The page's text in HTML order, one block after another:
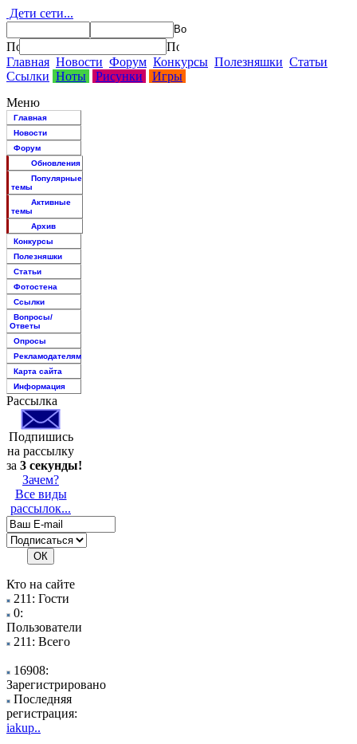
Дети сети...
Главная Новости Форум Конкурсы Полезняшки Статьи
Ссылки Ноты Рисунки
Игры
Меню
Главная
Новости
Форум
Обновления
Популярные
темы
Активные
темы
Архив
Конкурсы
Полезняшки
Статьи
Фотостена
Ссылки
Вопросы/
Ответы
Опросы
Рекламодателям
Карта сайта
Информация
Рассылка
Подпишись
на рассылку
за 3 секунды!
Зачем?
Все виды
рассылок...
Кто на сайте
211: Гости
0:
Пользователи
211: Всего
16908:
Зарегистрировано
Последняя
регистрация:
iakup..